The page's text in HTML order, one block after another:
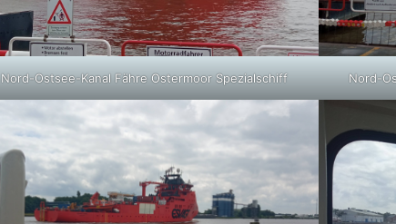
Nord-Ostsee-Kanal Fähre Ostermoor Spezialschiff Nord-